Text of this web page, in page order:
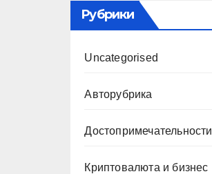
Рубрики
Uncategorised
Авторубрика
Достопримечательности
Криптовалюта и бизнес